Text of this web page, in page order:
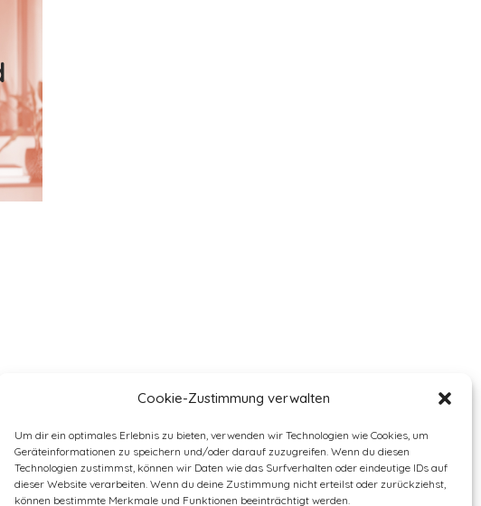
Cookie-Zustimmung verwalten
Um dir ein optimales Erlebnis zu bieten, verwenden wir Technologien wie Cookies, um
Geräteinformationen zu speichern und/oder darauf zuzugreifen. Wenn du diesen
Technologien zustimmst, können wir Daten wie das Surfverhalten oder eindeutige IDs auf
dieser Website verarbeiten. Wenn du deine Zustimmung nicht erteilst oder zurückziehst,
können bestimmte Merkmale und Funktionen beeinträchtigt werden.